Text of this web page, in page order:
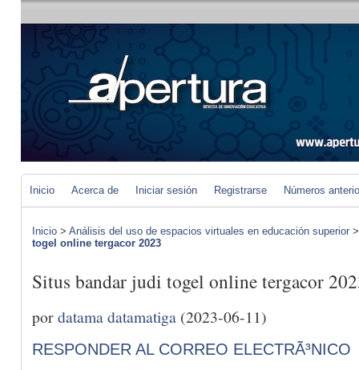
Inicio Acerca de Iniciar sesión Registrarse Números
Inicio > Análisis del uso de espacios virtuales en educación superior
togel online tergacor 2023
Situs bandar judi togel online tergacor
pordatama datamatiga (2023-06-11)
RESPONDER AL CORREO ELECTRÃ³NICO